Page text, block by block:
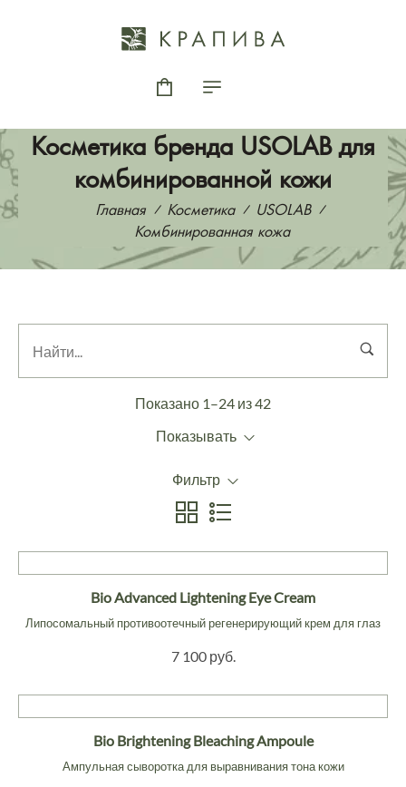
Косметика бренда USOLAB для
комбинированной кожи
Главная Косметика
USOLAB
Комбинированная кожа
Показано 1–24 из 42
Показывать
Фильтр
Bio Advanced Lightening Eye Cream
Липосомальный противоотечный регенерирующий крем для глаз
7 100 руб.
Bio Brightening Bleaching Ampoule
Ампульная сыворотка для выравнивания тона кожи